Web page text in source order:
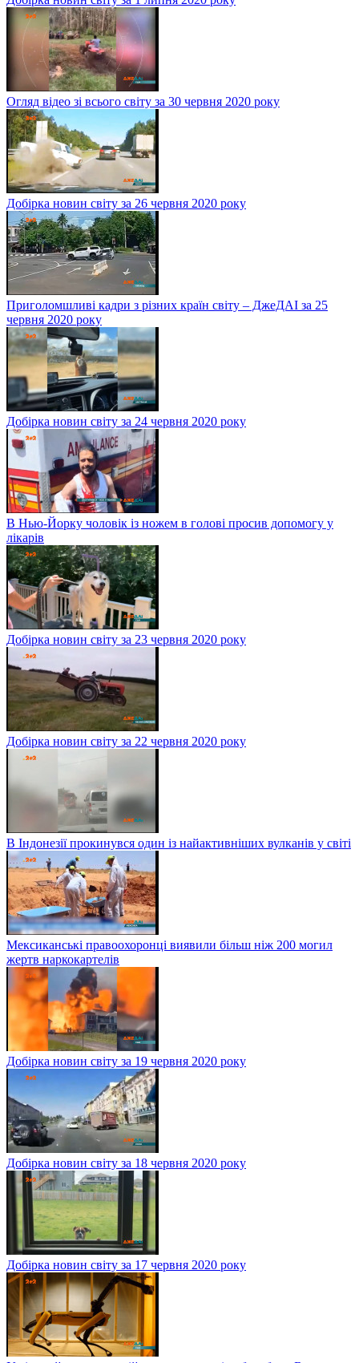
Огляд відео зі всього світу за 30 червня 2020 року
Добірка новин світу за 26 червня 2020 року
Приголомшливі кадри з різних країн світу – ДжеДАІ за 25
червня 2020 року
Добірка новин світу за 24 червня 2020 року
В Нью-Йорку чоловік із ножем в голові просив допомогу у
лікарів
Добірка новин світу за 23 червня 2020 року
Добірка новин світу за 22 червня 2020 року
В Індонезії прокинувся один із найактивніших вулканів у світі
Мексиканські правоохоронці виявили більш ніж 200 могил
жертв наркокартелів
Добірка новин світу за 19 червня 2020 року
Добірка новин світу за 18 червня 2020 року
Добірка новин світу за 17 червня 2020 року